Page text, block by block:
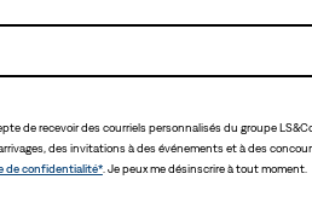
de recevoir des courriels personnalisés du groupe
des invitations à des événements et à des
de confidentialité*. Je peux me désinscrire à tout moment.